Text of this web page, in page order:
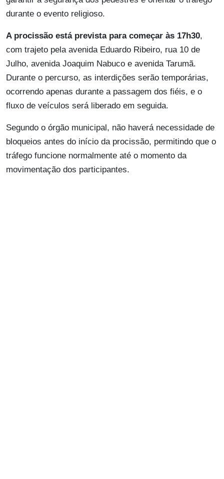
durante o evento religioso.
A procissão está prevista para começar às 17h30,
com trajeto pela avenida Eduardo Ribeiro, rua 10 de
Julho, avenida Joaquim Nabuco e avenida Tarumã.
Durante o percurso, as interdições serão temporárias,
ocorrendo apenas durante a passagem dos fiéis, e o
fluxo de veículos será liberado em seguida.
Segundo o órgão municipal, não haverá necessidade de
bloqueios antes do início da procissão, permitindo que o
tráfego funcione normalmente até o momento da
movimentação dos participantes.